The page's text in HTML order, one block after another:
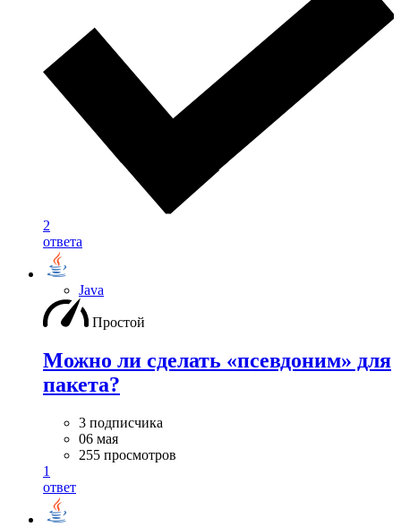
2
ответа
Java
Простой
Можно ли сделать «псевдоним» для
пакета?
3 подписчика
06 мая
255 просмотров
1
ответ